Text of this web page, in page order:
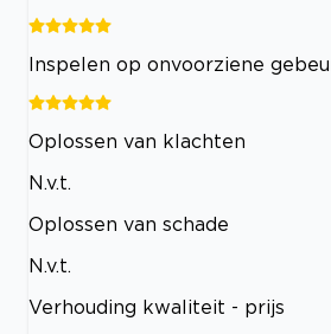
Inspelen op onvoorziene
Oplossen van klachten
N.v.t.
Oplossen van schade
N.v.t.
Verhouding kwaliteit - prijs